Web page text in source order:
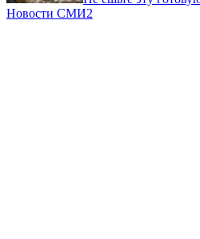
Новости СМИ2